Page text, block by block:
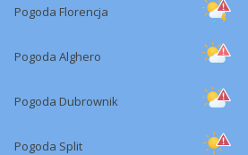
Pogoda Florencja
Pogoda Alghero
Pogoda Dubrownik
Pogoda Split